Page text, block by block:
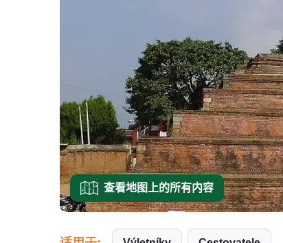
查看地图上的所有内容